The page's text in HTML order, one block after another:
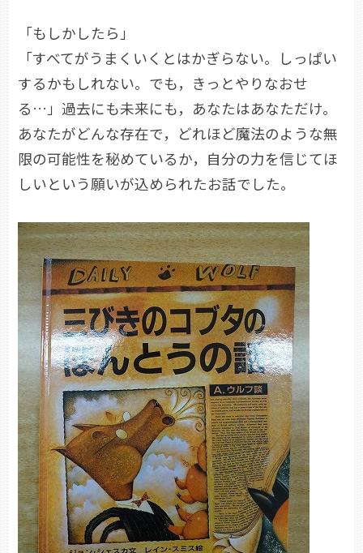
「もしかしたら」
「すべてがうまくいくとはかぎらない。しっぱい
するかもしれない。でも，きっとやりなおせ
る…」過去にも未来にも，あなたはあなただけ。
あなたがどんな存在で，どれほど魔法のような無
限の可能性を秘めているか，自分の力を信じてほ
しいという願いが込められたお話でした。